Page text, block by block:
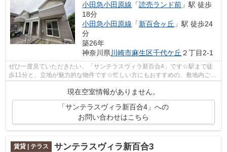
小田急小田原線 「読売ランド前 」駅 徒歩
18分
小田急小田原線 「新百合ヶ丘 」駅 徒歩24
分
築26年
神奈川県 川崎市麻生区千代ケ丘 ２丁目2-1
ぜひ一度見ていただきたい、「サンテラスヴィラ新百合4」です☆駅まで徒
歩11分と、立地が魅力的な物件です☆忙しい方にもおすすめの、敷地内ごみ
現在空室情報がありません。
「サンテラスヴィラ新百合4」への
お問い合わせはこちら
賃貸 | テラス サンテラスヴィラ新百合3